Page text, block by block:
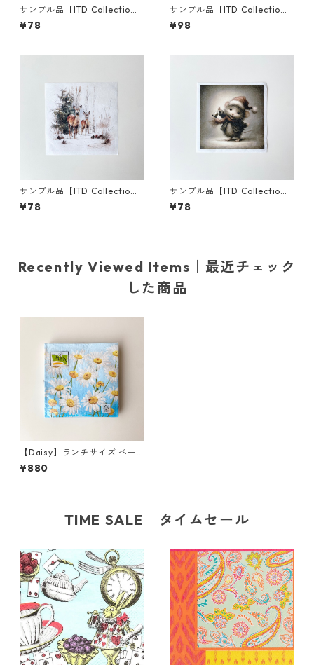
サンプル品【ITD Collectio
n】ミニサイズ ライスペーパー
RSM2731 デコパージュ
¥78
サンプル品【ITD Collectio
n】A4サイズ ライスペーパー
R1822 デコパージュ
¥98
サンプル品【ITD Collectio
n】ミニサイズ ライスペーパー
RSM2952 デコパージュ
¥78
サンプル品【ITD Collectio
n】ミニサイズ ライスペーパー
RSM2133 デコパージュ
¥78
Recently Viewed Items｜最近チェック
した商品
【Daisy】ランチサイズ ペー
パーナプキン Lovely Margue
rites on Blue ブルー 20枚入
¥880
TIME SALE｜タイムセール